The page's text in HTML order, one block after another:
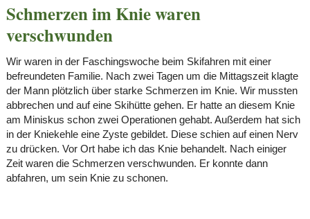
Schmerzen im Knie waren
verschwunden
Wir waren in der Faschingswoche beim Skifahren mit einer
befreundeten Familie. Nach zwei Tagen um die Mittagszeit klagte
der Mann plötzlich über starke Schmerzen im Knie. Wir mussten
abbrechen und auf eine Skihütte gehen. Er hatte an diesem Knie
am Miniskus schon zwei Operationen gehabt. Außerdem hat sich
in der Kniekehle eine Zyste gebildet. Diese schien auf einen Nerv
zu drücken. Vor Ort habe ich das Knie behandelt. Nach einiger
Zeit waren die Schmerzen verschwunden. Er konnte dann
abfahren, um sein Knie zu schonen.